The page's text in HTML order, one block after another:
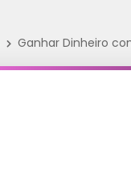
Ganhar Dinheiro